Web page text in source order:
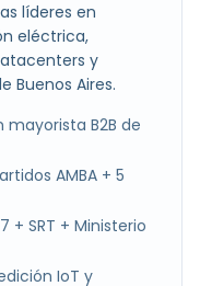
líderes en
eléctrica,
y
Buenos Aires.
mayorista B2B de
AMBA + 5
+ SRT + Ministerio
IoT y